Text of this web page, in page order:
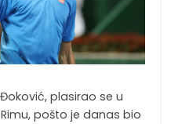
plasirao se u
pošto je danas bio